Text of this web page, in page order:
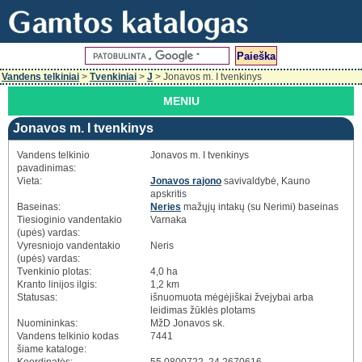
Vandens telkiniai > Tvenkiniai > J > Jonavos m. I tvenkinys
MENIU
Jonavos m. I tvenkinys
Vandens telkinio
pavadinimas:
Jonavos m. I tvenkinys
Vieta: Jonavos rajono savivaldybė, Kauno
apskritis
Baseinas:
Neries mažųjų intakų (su Nerimi) baseinas
Tiesioginio vandentakio
(upės) vardas:
Varnaka
Vyresniojo vandentakio
(upės) vardas:
Neris
Tvenkinio plotas:
4,0 ha
Kranto linijos ilgis:
1,2 km
Statusas:
išnuomuota mėgėjiškai žvejybai arba
leidimas žūklės plotams
Nuomininkas:
MžD Jonavos sk.
Vandens telkinio kodas
šiame kataloge:
7441